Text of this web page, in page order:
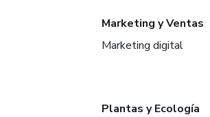
Marketing y Ventas
Marketing digital
Plantas y Ecología